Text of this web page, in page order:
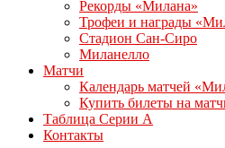
Рекорды «Милана»
Трофеи и награды
Стадион Сан-Сиро
Миланелло
Матчи
Календарь матчей
Купить билеты на
Таблица Серии А
Контакты